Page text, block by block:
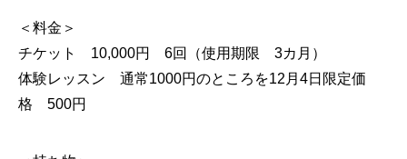
＜料金＞
チケット 10,000円 6回（使用期限 3カ月）
体験レッスン 通常1000円のところを12月4日限定価
格 500円